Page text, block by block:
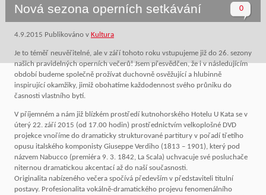
0
Nová sezona operních setkávání
4.9.2015 Publikováno v Kultura
Je to téměř neuvěřitelné, ale v září tohoto roku vstupujeme již do 26. sezony
našich pravidelných operních večerů! Jsem přesvědčen, že i v následujícím
období budeme společně prožívat duchovně osvěžující a hlubinně
inspirující okamžiky, jimiž obohatíme každodennost svého průniku do
časnosti vlastního bytí.
V příjemném a nám již blízkém prostředí kutnohorského Hotelu U Kata se v
úterý 22. září 2015 (od 17.00 hodin) prostřednictvím velkoplošné DVD
projekce vnoříme do dramaticky strukturované partitury v pořadí třetího
opusu italského komponisty Giuseppe Verdiho (1813 – 1901), který pod
názvem Nabucco (premiéra 9. 3. 1842, La Scala) uchvacuje své posluchače
niternou dramatickou akcentací až do naší současnosti.
Originalita nabízeného večera spočívá především v představiteli titulní
postavy. Profesionalita vokálně-dramatického projevu fenomenálního